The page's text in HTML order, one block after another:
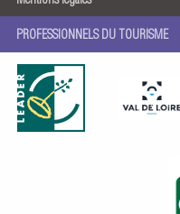
PROFESSIONNELS DU TOURISME